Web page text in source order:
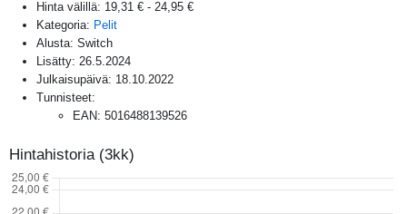
Hinta välillä: 19,31 € - 24,95 €
Kategoria: Pelit
Alusta: Switch
Lisätty: 26.5.2024
Julkaisupäivä: 18.10.2022
Tunnisteet:
EAN: 5016488139526
Hintahistoria (3kk)